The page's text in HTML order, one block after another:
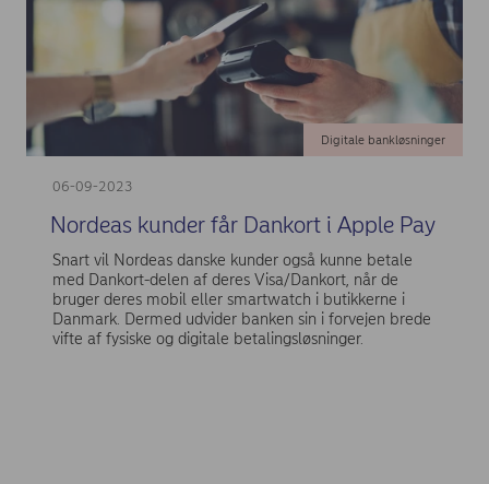
06-09-2023
Digitale bankløsninger
Nordeas kunder får Dankort i Apple Pay
Snart vil Nordeas danske kunder også kunne betale
med Dankort-delen af deres Visa/Dankort, når de
bruger deres mobil eller smartwatch i butikkerne i
Danmark. Dermed udvider banken sin i forvejen brede
vifte af fysiske og digitale betalingsløsninger.